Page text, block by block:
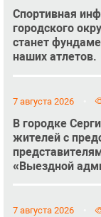
Спортивная
городского
станет
наших атлетов.
7 августа 2026
В городке
жителей с
«Выездной
7 августа 2026